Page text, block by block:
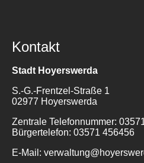
Kontakt
Stadt Hoyerswerda
S.-G.-Frentzel-Straße 1
02977 Hoyerswerda
Zentrale Telefonnummer:
Bürgertelefon: 03571 456456
E-Mail: